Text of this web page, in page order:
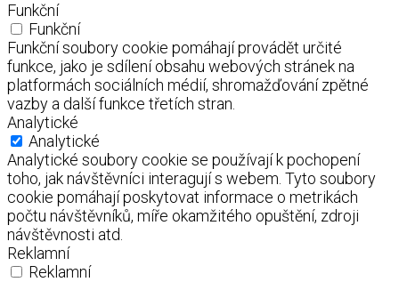
Funkční
Funkční
Funkční soubory cookie pomáhají provádět určité
funkce, jako je sdílení obsahu webových stránek na
platformách sociálních médií, shromažďování zpětné
vazby a další funkce třetích stran.
Analytické
Analytické
Analytické soubory cookie se používají k pochopení
toho, jak návštěvníci interagují s webem. Tyto soubory
cookie pomáhají poskytovat informace o metrikách
počtu návštěvníků, míře okamžitého opuštění, zdroji
návštěvnosti atd.
Reklamní
Reklamní